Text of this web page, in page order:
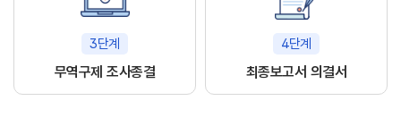
3단계
무역구제 조사종결
4단계
최종보고서 의결서